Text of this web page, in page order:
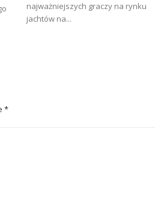
najważniejszych graczy na rynku
jachtów na...
*